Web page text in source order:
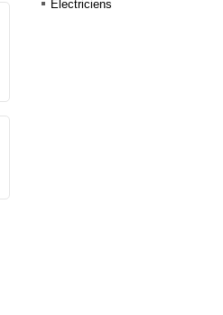
Electriciens